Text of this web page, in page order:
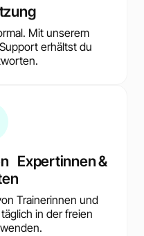
Mit unserem
erhältst du
Expertinnen &
Trainerinnen und
in der freien